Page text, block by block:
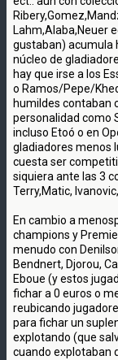
Lahm,Alaba,Neuer
gustaban) acumula
núcleo de
hay que irse a los
o Ramos/Pepe/
humildes contaban
personalidad como
incluso Etoó o en
gladiadores menos
cuesta ser
siquiera ante las 3
Terry,Matic,
En cambio a
champions y
menudo con
Bendnert, Djorou,
Eboue (y estos
fichar a 0 euros o
reubicando
para fichar un
explotando (que
cuando explotaban